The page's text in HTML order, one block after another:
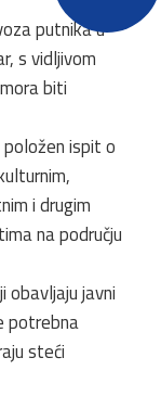
putnika u
s vidljivom
biti
ispit o
i drugim
na području
obavljaju javni
potrebna
steći